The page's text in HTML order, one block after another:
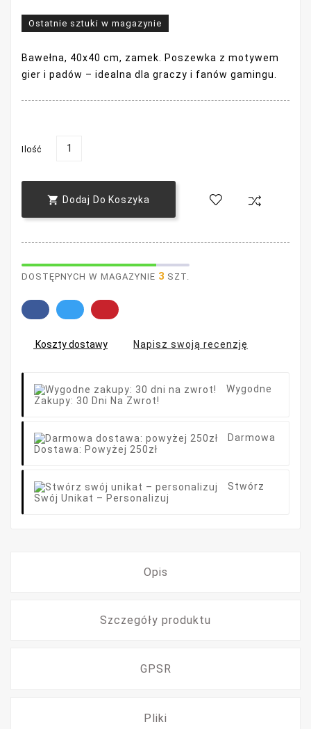
Ostatnie sztuki w magazynie
Bawełna, 40x40 cm, zamek. Poszewka z motywem
gier i padów – idealna dla graczy i fanów gamingu.
Ilość
 Dodaj Do Koszyka
DOSTĘPNYCH W MAGAZYNIE 3 SZT.
Koszty dostawy Napisz swoją recenzję
Wygodne
Zakupy: 30 Dni Na Zwrot!
Darmowa
Dostawa: Powyżej 250zł
Stwórz
Swój Unikat – Personalizuj
Opis
Szczegóły produktu
GPSR
Pliki